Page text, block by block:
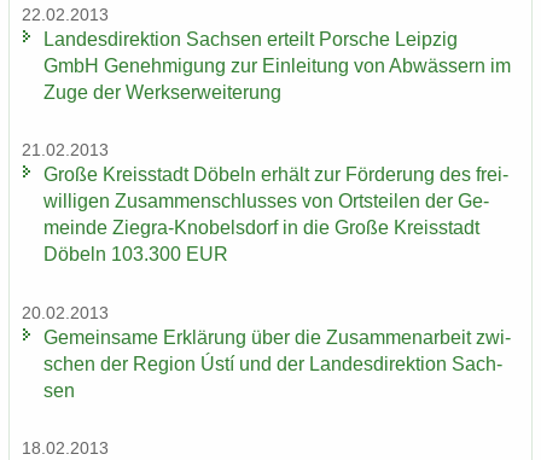
22.02.2013
Lan­des­di­rek­ti­on Sach­sen er­teilt Por­sche Leip­zig
GmbH Ge­neh­mi­gung zur Ein­lei­tung von Ab­wäs­sern im
Zuge der Werks­er­wei­te­rung
21.02.2013
Große Kreis­stadt Dö­beln er­hält zur För­de­rung des frei­
wil­li­gen Zu­sam­men­schlus­ses von Orts­tei­len der Ge­
mein­de Ziegra-​Knobelsdorf in die Große Kreis­stadt
Dö­beln 103.300 EUR
20.02.2013
Ge­mein­sa­me Er­klä­rung über die Zu­sam­men­ar­beit zwi­
schen der Re­gi­on Ústí und der Lan­des­di­rek­ti­on Sach­
sen
18.02.2013